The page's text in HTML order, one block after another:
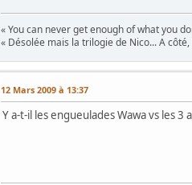
« You can never get enough of what you
« Désolée mais la trilogie de Nico... A
12 Mars 2009 à 13:37
Y a-t-il les engueulades Wawa vs les 3